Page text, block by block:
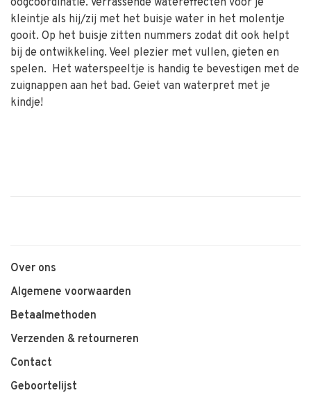
oogcoördinatie. Verrassende watereffecten voor je
kleintje als hij/zij met het buisje water in het molentje
gooit. Op het buisje zitten nummers zodat dit ook helpt
bij de ontwikkeling. Veel plezier met vullen, gieten en
spelen. Het waterspeeltje is handig te bevestigen met de
zuignappen aan het bad. Geiet van waterpret met je
kindje!
Over ons
Algemene voorwaarden
Betaalmethoden
Verzenden & retourneren
Contact
Geboortelijst